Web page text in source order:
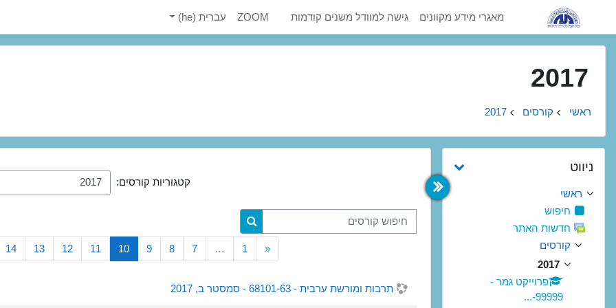
דילוג לתוכן הראשי
מאגרי מידע מקוונים
גישה למוודל משנים קודמות ZOOM עברית ‎(he)‎
2017
ראשי קורסים 2017
קטגוריות קורסים:
חיפוש קורסים
חיפוש קורסים
«קודם1
…
7
8
9
10(נוכחי)
11
12
13
14
תרבות ומורשת ערבית - 68101-63 - סמסטר ב, 2017
ניווט
ראשי
חיפוש
חדשות האתר
קורסים
2017
פרוייקט גמר -
99999-...